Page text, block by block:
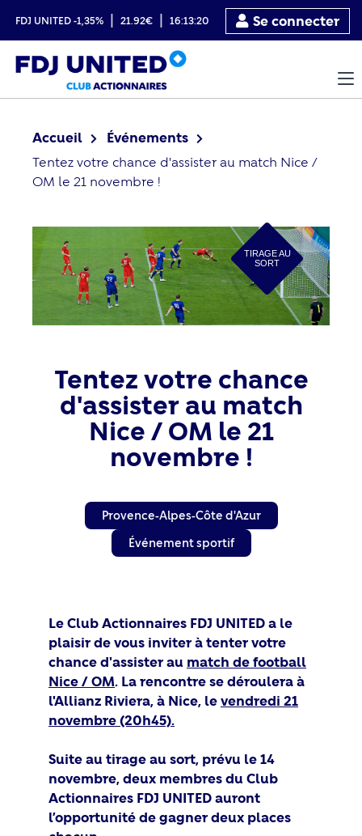
FDJ UNITED -1,35% | 21.92€ | 16:13:20 Se connecter
Accueil
Événements
Tentez votre chance d'assister au match Nice /
OM le 21 novembre !
TIRAGE AU
SORT
Tentez votre chance
d'assister au match
Nice / OM le 21
novembre !
Provence-Alpes-Côte d'Azur
Événement sportif
Le Club Actionnaires FDJ UNITED a le
plaisir de vous inviter à tenter votre
chance d'assister au match de football
Nice / OM . La rencontre se déroulera à
l'Allianz Riviera , à Nice, le vendredi 21
novembre (20h45)
Suite au tirage au sort, prévu le 14
novembre, deux membres du Club
Actionnaires FDJ UNITED auront
l’opportunité de gagner deux places